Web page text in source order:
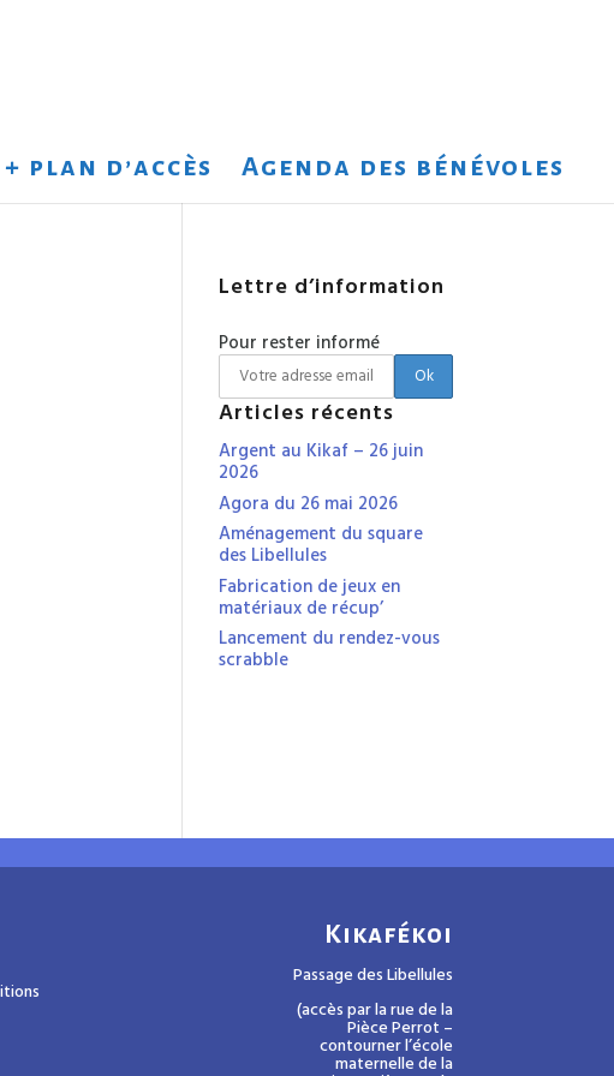
plan d’accès Agenda des bénévoles
Lettre d’information
Pour rester informé
Articles récents
Argent au Kikaf – 26 juin
2026
Agora du 26 mai 2026
Aménagement du square
des Libellules
Fabrication de jeux en
matériaux de récup’
Lancement du rendez-vous
scrabble
Kikafékoi
Passage des Libellules
(accès par la rue de la
Pièce Perrot –
contourner l’école
maternelle de la